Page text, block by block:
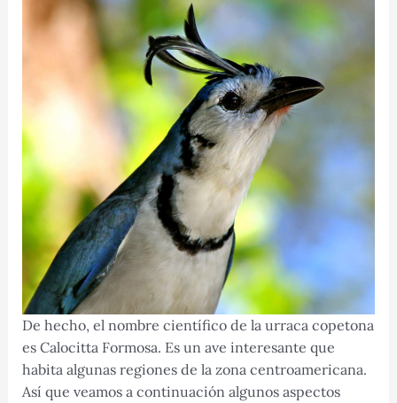
De hecho, el nombre científico de la urraca copetona
es Calocitta Formosa. Es un ave interesante que
habita algunas regiones de la zona centroamericana.
Así que veamos a continuación algunos aspectos